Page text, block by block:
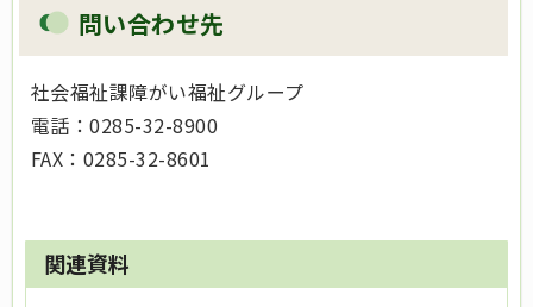
問い合わせ先
社会福祉課障がい福祉グループ
電話：0285-32-8900
FAX：0285-32-8601
関連資料